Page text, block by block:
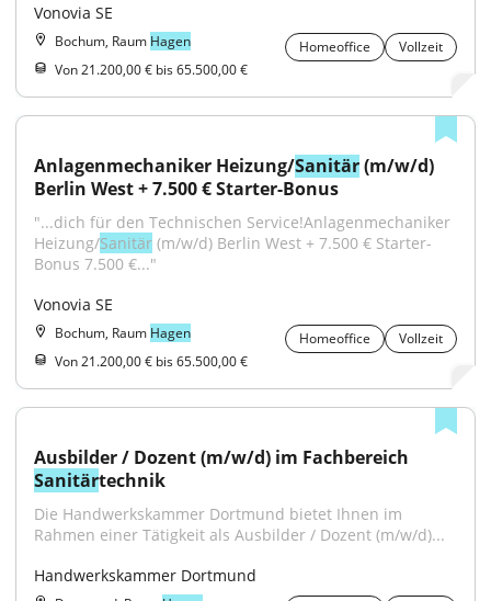
Vonovia SE
Bochum, Raum Hagen Homeoffice
Vollzeit
Von 21.200,00 € bis 65.500,00 €
Anlagenmechaniker Heizung/Sanitär (m/w/d)
Berlin West + 7.500 € Starter-Bonus
"...dich für den Technischen Service!Anlagenmechaniker
Heizung/Sanitär (m/w/d) Berlin West + 7.500 € Starter-
Bonus 7.500 €..."
Vonovia SE
Bochum, Raum Hagen Homeoffice
Vollzeit
Von 21.200,00 € bis 65.500,00 €
Sanitärtechnik
Die Handwerkskammer Dortmund bietet Ihnen im
Rahmen einer Tätigkeit als Ausbilder / Dozent (m/w/d)...
Handwerkskammer Dortmund